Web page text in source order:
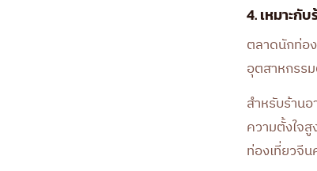
4. เหมาะกั
ตลาดนักท่อ
อุตสาหกรร
สำหรับร้าน
ความตั้งใจ
ท่องเที่ยวจี